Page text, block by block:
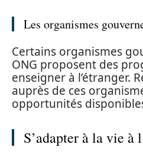
Les organismes
Certains organismes
ONG proposent des
enseigner à l’étranger.
auprès de ces
opportunités
S’adapter à la vie à